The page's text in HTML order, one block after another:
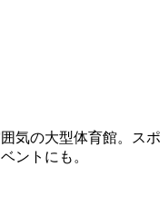
気の大型体育館。スポ
ントにも。